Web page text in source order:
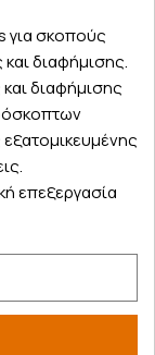
για σκοπούς
διαφήμισης.
διαφήμισης
εξατομικευμένης
επεξεργασία